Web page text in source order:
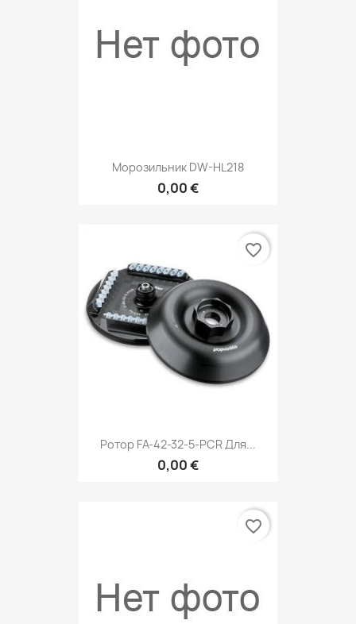
Морозильник DW-HL218
0,00 €
Ротор FA-42-32-5-PCR Для...
0,00 €
favorite_border
favorite_border